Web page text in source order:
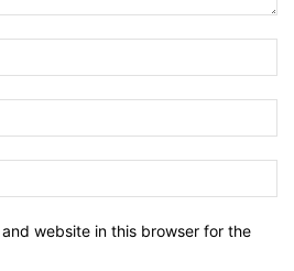
website in this browser for the